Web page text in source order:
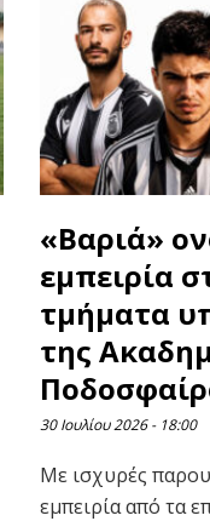
«Βαριά»
εμπειρία
τμήματα
της
30 Ιουλίου 2026 18:00
Με ισχυρές
εμπειρία από τα